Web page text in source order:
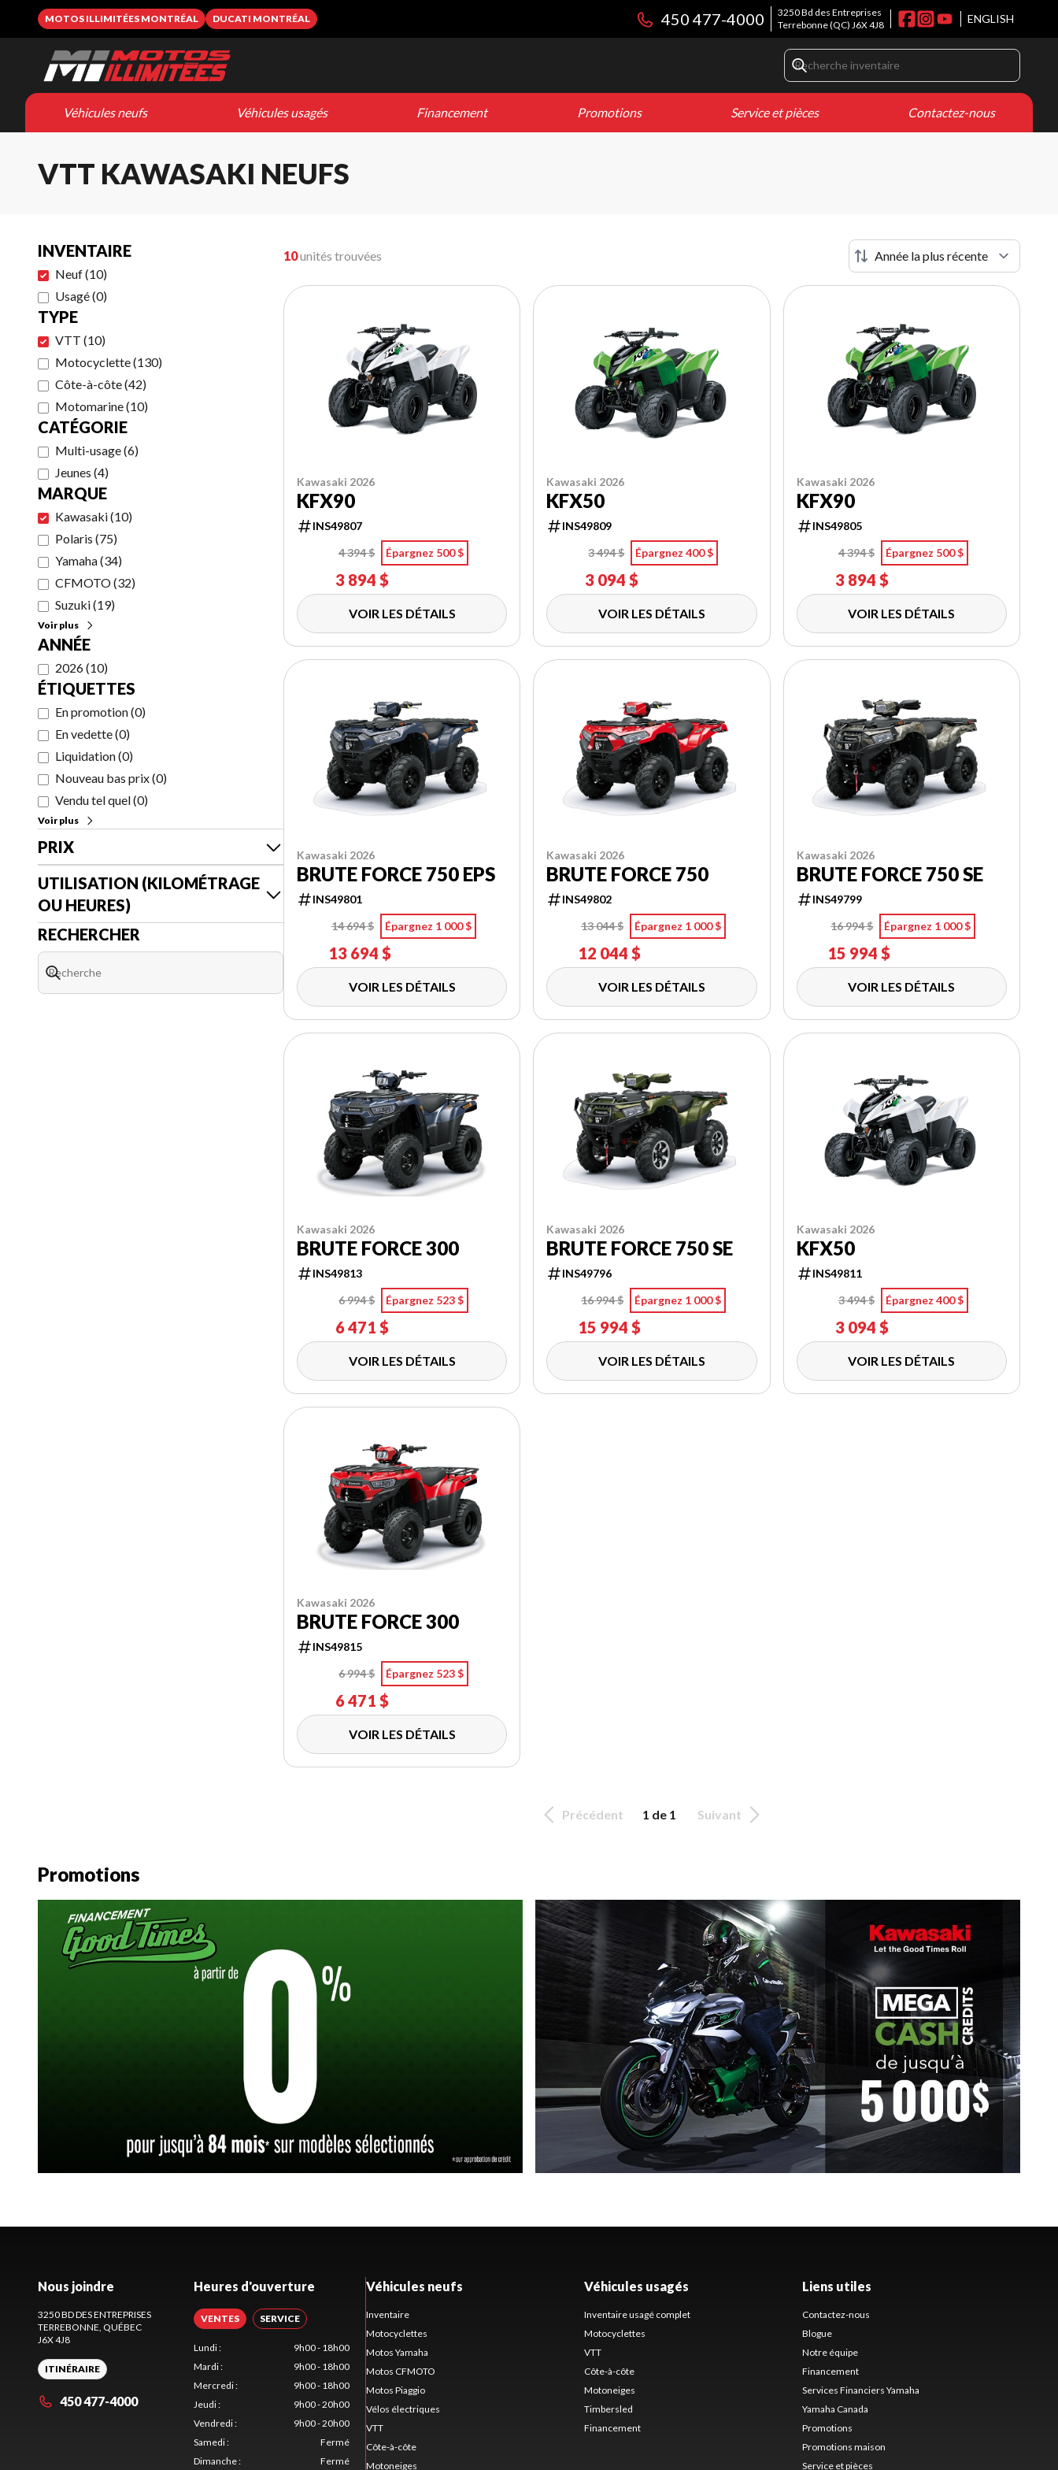
MOTOS ILLIMITÉES MONTRÉAL DUCATI MONTRÉAL
3250 Bd des Entreprises
Terrebonne(QC) J6X 4J8
450 477-4000 ENGLISH
Véhicules neufs Véhicules usagés Financement Promotions Service et pièces Contactez-nous
VTT KAWASAKI NEUFS
INVENTAIRE
Neuf(10)
Usagé(0)
TYPE
VTT (10)
Motocyclette(130)
Côte-à-côte(42)
Motomarine(10)
CATÉGORIE
Multi-usage(6)
Jeunes (4)
MARQUE
Kawasaki(10)
Polaris (75)
Yamaha(34)
CFMOTO(32)
Suzuki(19)
Voir plus
ANNÉE
2026(10)
ÉTIQUETTES
En promotion(0)
En vedette(0)
Liquidation(0)
Nouveau bas prix(0)
Vendu tel quel(0)
Voir plus
PRIX
UTILISATION (KILOMÉTRAGE
OU HEURES)
RECHERCHER
10unités trouvées
Kawasaki 2026
KFX90
INS49807
4 394 $
Épargnez 500 $
3 894 $
VOIR LES DÉTAILS
Kawasaki 2026
KFX50
INS49809
3 494 $
Épargnez 400 $
3 094 $
VOIR LES DÉTAILS
Kawasaki 2026
KFX90
INS49805
4 394 $
Épargnez 500 $
3 894 $
VOIR LES DÉTAILS
Kawasaki 2026
BRUTE FORCE 750 EPS
INS49801
14 694 $
Épargnez 1 000 $
13 694 $
VOIR LES DÉTAILS
Kawasaki 2026
BRUTE FORCE 750
INS49802
13 044 $
Épargnez 1 000 $
12 044 $
VOIR LES DÉTAILS
Kawasaki 2026
BRUTE FORCE 750 SE
INS49799
16 994 $
Épargnez 1 000 $
15 994 $
VOIR LES DÉTAILS
Kawasaki 2026
BRUTE FORCE 300
INS49813
6 994 $
Épargnez 523 $
6 471 $
VOIR LES DÉTAILS
Kawasaki 2026
BRUTE FORCE 750 SE
INS49796
16 994 $
Épargnez 1 000 $
15 994 $
VOIR LES DÉTAILS
Kawasaki 2026
KFX50
INS49811
3 494 $
Épargnez 400 $
3 094 $
VOIR LES DÉTAILS
Kawasaki 2026
BRUTE FORCE 300
INS49815
6 994 $
Épargnez 523 $
6 471 $
VOIR LES DÉTAILS
Précédent 1 de 1 Suivant
Promotions
Nous joindre
3250 BD DES ENTREPRISES
TERREBONNE , QUÉBEC
J6X 4J8
ITINÉRAIRE
450 477-4000
Heures d'ouverture
VENTES SERVICE
Lundi:
9h00 - 18h00
Mardi:
9h00 - 18h00
Mercredi:
9h00 - 18h00
Jeudi:
9h00 - 20h00
Vendredi:
9h00 - 20h00
Samedi:
Fermé
Dimanche: Fermé
Véhicules neufs
Inventaire
Motocyclettes
Motos Yamaha
Motos CFMOTO
Motos Piaggio
Vélos électriques
VTT
Côte-à-côte
Motoneiges
Véhicules usagés
Inventaire usagé complet
Motocyclettes
VTT
Côte-à-côte
Motoneiges
Timbersled
Financement
Liens utiles
Contactez-nous
Blogue
Notre équipe
Financement
Services Financiers Yamaha
Yamaha Canada
Promotions
Promotions maison
Service et pièces